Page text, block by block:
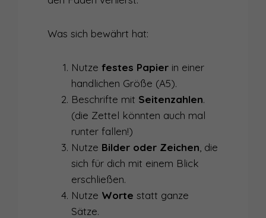
Was sich bewährt hat:
Nutze festes Papier in einer
handlichen Größe (A5).
Beschrifte mit Seitenzahlen.
(die Zettel könnten auch mal
runter fallen!)
Nutze Bilder oder Zeichen , die
sich für dich mit einem Blick
erschließen.
Nutze Worte statt ganze
Sätze.